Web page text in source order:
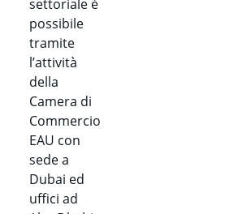
settoriale è
possibile
tramite
l’attività
della
Camera di
Commercio
EAU con
sede a
Dubai ed
uffici ad